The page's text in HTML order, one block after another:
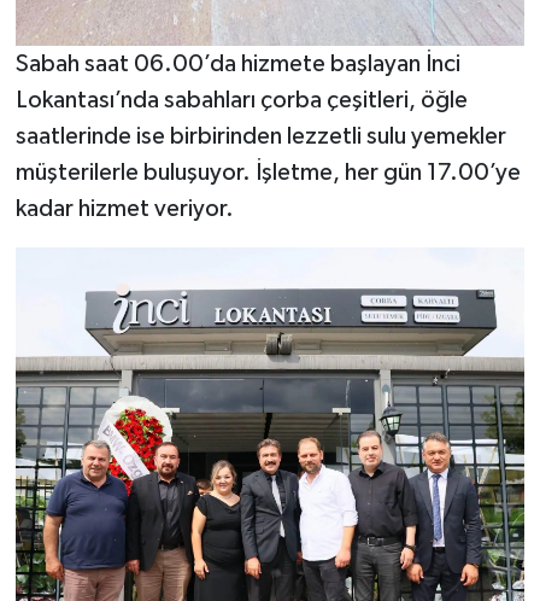
Sabah saat 06.00’da hizmete başlayan İnci
Lokantası’nda sabahları çorba çeşitleri, öğle
saatlerinde ise birbirinden lezzetli sulu yemekler
müşterilerle buluşuyor. İşletme, her gün 17.00’ye
kadar hizmet veriyor.